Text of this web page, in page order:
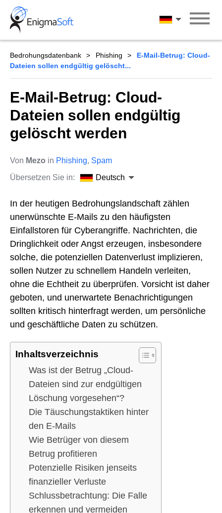
Skip
content
Deutsch
Bedrohungsdatenbank Phishing
E-Mail-Betrug: Cloud-
Dateien sollen endgültig gelöscht...
E-Mail-Betrug: Cloud-
Dateien sollen endgültig
gelöscht werden
Von Mezo in Phishing, Spam
Übersetzen Sie in:
Deutsch
In der heutigen Bedrohungslandschaft zählen
unerwünschte E-Mails zu den häufigsten
Einfallstoren für Cyberangriffe. Nachrichten, die
Dringlichkeit oder Angst erzeugen, insbesondere
solche, die potenziellen Datenverlust implizieren,
sollen Nutzer zu schnellem Handeln verleiten,
ohne die Echtheit zu überprüfen. Vorsicht ist daher
geboten, und unerwartete Benachrichtigungen
sollten kritisch hinterfragt werden, um persönliche
und geschäftliche Daten zu schützen.
Inhaltsverzeichnis
Was ist der Betrug „Cloud-
Dateien sind zur endgültigen
Löschung vorgesehen“?
Die Täuschungstaktiken hinter
den E-Mails
Wie Betrüger von diesem
Betrug profitieren
Potenzielle Risiken jenseits
finanzieller Verluste
Schlussbetrachtung: Die Falle
erkennen und vermeiden